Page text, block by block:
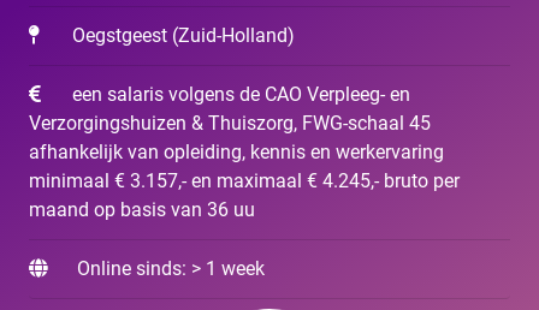
Oegstgeest (Zuid-Holland)
een salaris volgens de CAO Verpleeg- en
Verzorgingshuizen & Thuiszorg, FWG-schaal 45
afhankelijk van opleiding, kennis en werkervaring
minimaal € 3.157,- en maximaal € 4.245,- bruto per
maand op basis van 36 uu
Online sinds: > 1 week